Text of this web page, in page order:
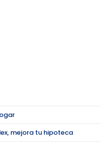
mejora tu hipoteca